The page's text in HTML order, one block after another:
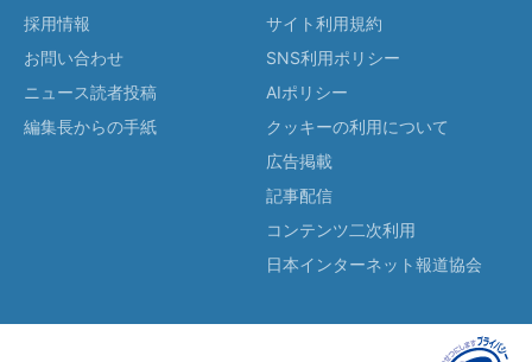
採用情報
お問い合わせ
ニュース読者投稿
編集長からの手紙
サイト利用規約
SNS利用ポリシー
AIポリシー
クッキーの利用について
広告掲載
記事配信
コンテンツ二次利用
日本インターネット報道協会